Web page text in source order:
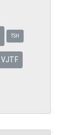
TSH
VJTF